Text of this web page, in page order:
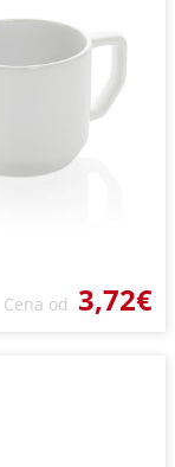
Cena od 3,72€